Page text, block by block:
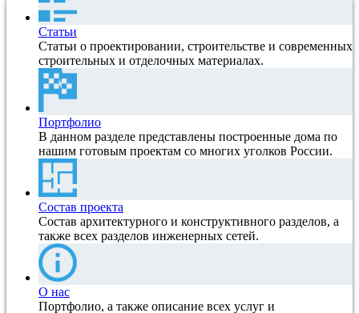
Статьи
Статьи о проектировании, строительстве и современных
строительных и отделочных материалах.
Портфолио
В данном разделе представлены построенные дома по
нашим готовым проектам со многих уголков России.
Состав проекта
Состав архитектурного и конструктивного разделов, а
также всех разделов инженерных сетей.
О нас
Портфолио, а также описание всех услуг и